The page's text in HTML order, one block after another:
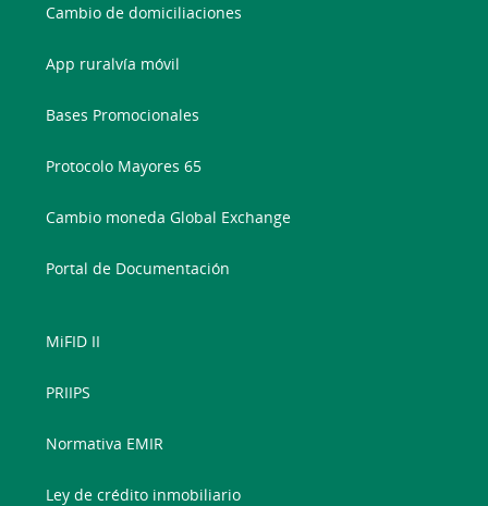
Cambio de domiciliaciones
App ruralvía móvil
Bases Promocionales
Protocolo Mayores 65
Cambio moneda Global Exchange
Portal de Documentación
MiFID II
PRIIPS
Normativa EMIR
Ley de crédito inmobiliario